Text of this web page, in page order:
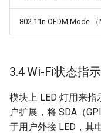
802.11n OFDM Mode
3.4 Wi-Fi状态指示
模块上 LED 灯用来
户扩展，将 SDA（
于用户外接 LED，其